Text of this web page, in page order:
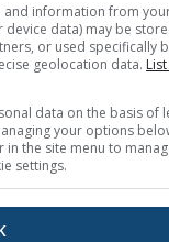
information from
data) may be
or used specifically
geolocation data.
data on the basis of
your options
the site menu to
settings.